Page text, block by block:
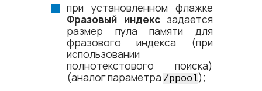
при установленном флажке
Фразовый индексзадается
размер пула памяти для
фразового индекса (при
использовании
полнотекстового поиска)
(аналог параметра /ppool);